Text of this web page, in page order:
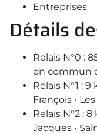
Entreprises
Détails
Relais N°0 :
en commun
Relais N°1 :
François •
Relais N°2 :
Jacques •